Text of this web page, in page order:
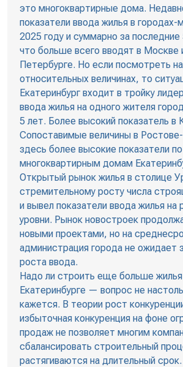
это многоквартирные дома.
показатели ввода жилья в городах-
2025 году и суммарно за последние
что больше всего вводят в Москве
Петербурге. Но если посмотреть
относительных величинах, то
Екатеринбург входит в тройку
ввода жилья на одного жителя
5 лет. Более высокий показатель в
Сопоставимые величины в
здесь более высокие показатели
многоквартирным домам
Открытый рынок жилья в столице
стремительному росту числа
и вывел показатели ввода жилья на
уровни. Рынок новостроек
новыми проектами, но на
администрация города не ожидает
роста ввода.
Надо ли строить еще больше жилья
Екатеринбурге — вопрос не
кажется. В теории рост
избыточная конкуренция на фоне
продаж не позволяет многим
сбалансировать строительный
растягиваются на длительный срок.